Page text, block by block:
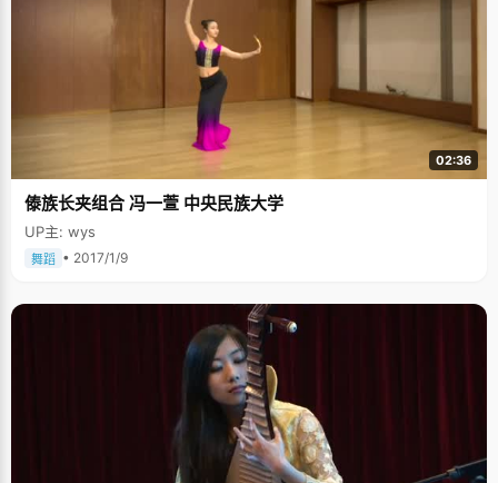
02:36
傣族长夹组合 冯一萱 中央民族大学
UP主: wys
舞蹈 • 2017/1/9